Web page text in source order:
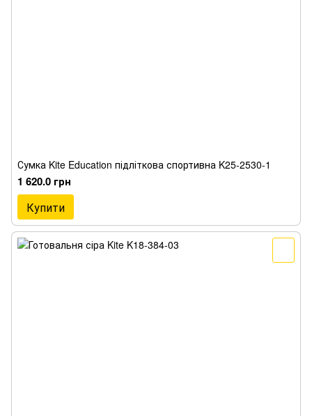
Сумка Kite Education підліткова спортивна K25-2530-1
1 620.0 грн
Купити